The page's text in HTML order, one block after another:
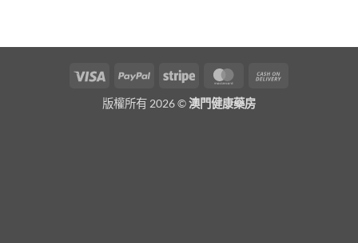
Visa PayPal Stripe MasterCard
版權所有 2026 ©澳門健康藥房